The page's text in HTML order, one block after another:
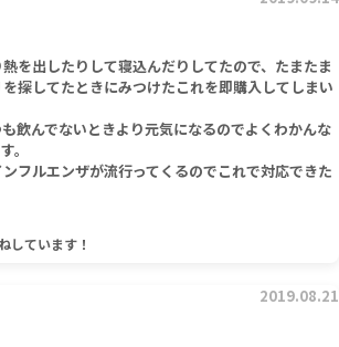
を出したりして寝込んだりしてたので、たまたま
探してたときにみつけたこれを即購入してしまい
飲んでないときより元気になるのでよくわかんな
。
フルエンザが流行ってくるのでこれで対応できた
しています！
2019.08.21